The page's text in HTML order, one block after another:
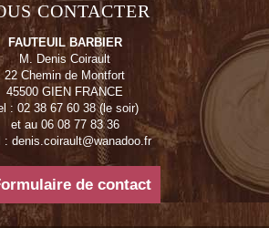
CONTACTER
FAUTEUIL BARBIER
M. Denis Coirault
22 Chemin de Montfort
45500 GIEN FRANCE
: 02 38 67 60 38 (le soir)
et au 06 08 77 83 36
: denis.coirault@wanadoo.fr
de contact